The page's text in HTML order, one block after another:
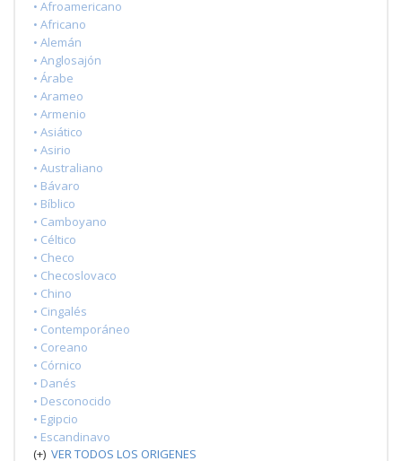
• Afroamericano
• Africano
• Alemán
• Anglosajón
• Árabe
• Arameo
• Armenio
• Asiático
• Asirio
• Australiano
• Bávaro
• Bíblico
• Camboyano
• Céltico
• Checo
• Checoslovaco
• Chino
• Cingalés
• Contemporáneo
• Coreano
• Córnico
• Danés
• Desconocido
• Egipcio
• Escandinavo
(+) VER TODOS LOS ORIGENES